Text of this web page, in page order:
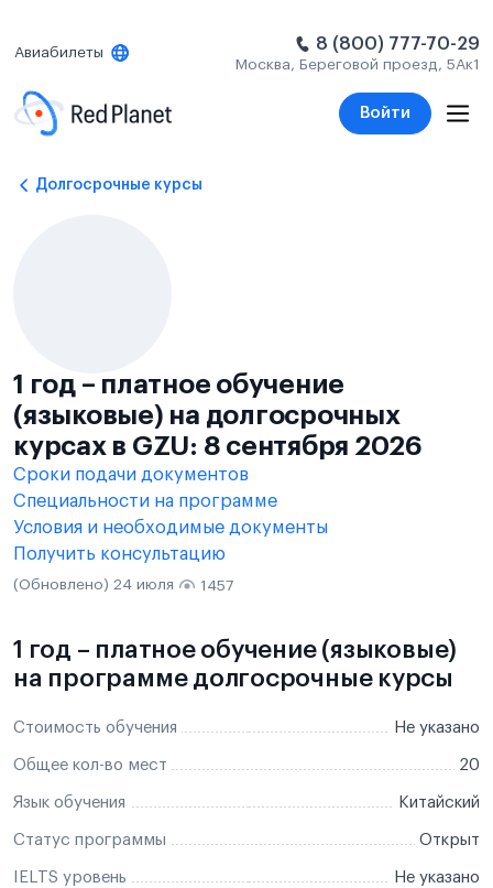
Авиабилеты 8 (800) 777-70-29
Москва, Береговой проезд, 5Ак1
Войти
Долгосрочные курсы
1 год – платное обучение
(языковые) на долгосрочных
курсах в GZU: 8 сентября 2026
Сроки подачи документов
Специальности на программе
Условия и необходимые документы
Получить консультацию
(Обновлено) 24 июля 1457
1 год – платное обучение (языковые)
на программе долгосрочные курсы
Стоимость обучения Не указано
Общее кол-во мест 20
Язык обучения Китайский
Статус программы Открыт
IELTS уровень Не указано